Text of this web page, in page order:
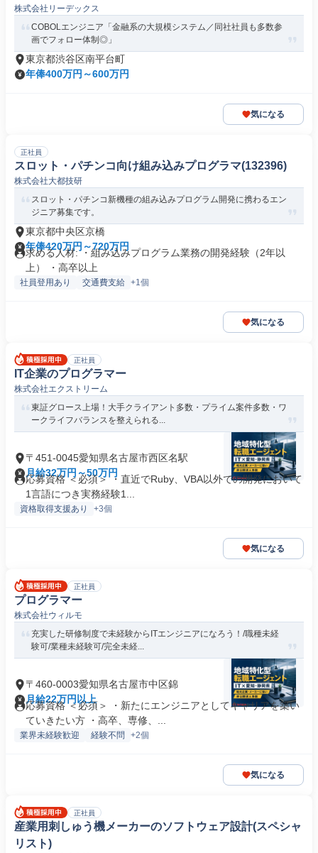
株式会社リーデックス
COBOLエンジニア「金融系の大規模システム／同社社員も多数参
画でフォロー体制◎」
東京都渋谷区南平台町
年俸400万円～600万円
気になる
正社員
スロット・パチンコ向け組み込みプログラマ(132396)
株式会社大都技研
スロット・パチンコ新機種の組み込みプログラム開発に携わるエン
ジニア募集です。
東京都中央区京橋
年俸420万円～720万円
求める人材: ・組み込みプログラム業務の開発経験（2年以
上） ・高卒以上
社員登用あり 交通費支給 +1個
気になる
正社員
IT企業のプログラマー
株式会社エクストリーム
東証グロース上場！大手クライアント多数・プライム案件多数・ワ
ークライフバランスを整えられる...
〒451-0045愛知県名古屋市西区名駅
月給32万円～50万円
応募資格 ＜必須＞ ・直近でRuby、VBA以外での開発において
1言語につき実務経験1...
資格取得支援あり +3個
気になる
正社員
プログラマー
株式会社ウィルモ
充実した研修制度で未経験からITエンジニアになろう！/職種未経
験可/業種未経験可/完全未経...
〒460-0003愛知県名古屋市中区錦
月給22万円以上
応募資格 ＜必須＞ ・新たにエンジニアとしてキャリアを築い
ていきたい方 ・高卒、専修、...
業界未経験歓迎 経験不問 +2個
気になる
正社員
産業用刺しゅう機メーカーのソフトウェア設計(スペシャ
リスト)